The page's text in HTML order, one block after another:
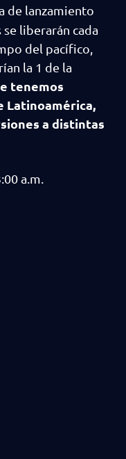
de lanzamiento
liberarán cada
del pacífico,
la 1 de la
tenemos
Latinoamérica,
a distintas
a.m.